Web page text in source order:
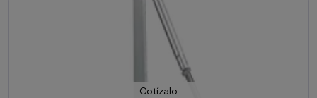
Cotízalo